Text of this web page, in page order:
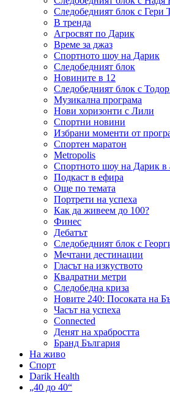
Следобедният блок с Гери
В тренда
Агросвят по Дарик
Време за джаз
Спортното шоу на Дарик
Следобедният блок
Новините в 12
Следобедният блок с
Музикална програма
Нови хоризонти с Лили
Спортни новини
Избрани моменти от
Спортен маратон
Metropolis
Спортното шоу на Дарик в
Подкаст в ефира
Още по темата
Портрети на успеха
Как да живеем до 100?
Финес
Дебатът
Следобедният блок с
Мечтани дестинации
Гласът на изкуството
Квадратни метри
Следобедна криза
Новите 240: Посоката на
Часът на успеха
Connected
Денят на храбростта
Бранд България
На живо
Спорт
Darik Health
„40 до 40“